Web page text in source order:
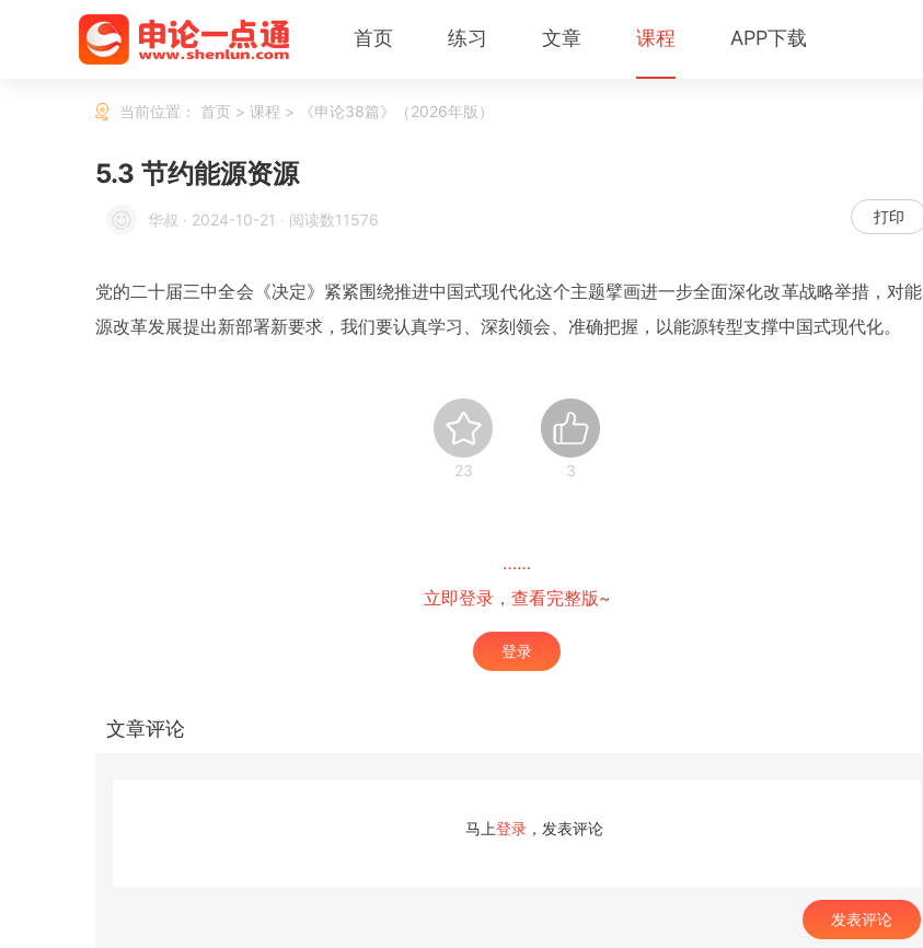
首页 练习 文章 课程 APP下载
当前位置： 首页 > 课程 > 《申论38篇》（2026年版）
5.3 节约能源资源
华叔 · 2024-10-21 · 阅读数11576 打印
党的二十届三中全会《决定》紧紧围绕推进中国式现代化这个主题擘画进一步全面深化改革战略举措，对能
源改革发展提出新部署新要求，我们要认真学习、深刻领会、准确把握，以能源转型支撑中国式现代化。
23 3
……
立即登录，查看完整版~
登录
文章评论
马上登录 ，发表评论
发表评论